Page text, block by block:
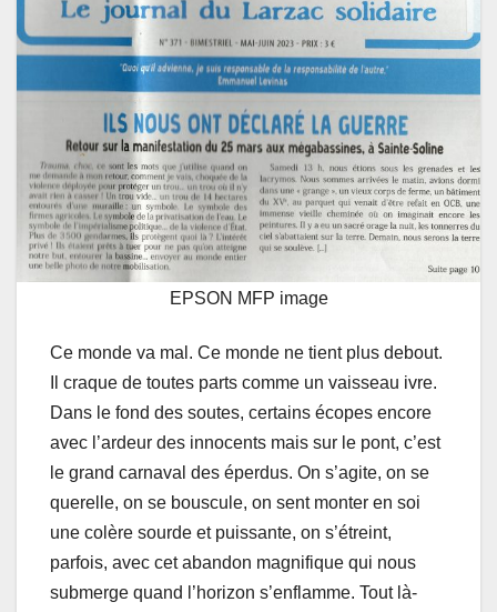
EPSON MFP image
Ce monde va mal. Ce monde ne tient plus debout.
Il craque de toutes parts comme un vaisseau ivre.
Dans le fond des soutes, certains écopes encore
avec l’ardeur des innocents mais sur le pont, c’est
le grand carnaval des éperdus. On s’agite, on se
querelle, on se bouscule, on sent monter en soi
une colère sourde et puissante, on s’étreint,
parfois, avec cet abandon magnifique qui nous
submerge quand l’horizon s’enflamme. Tout là-